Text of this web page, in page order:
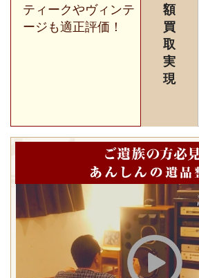
ティークやヴィンテ
ージも適正評価！
額
買
取
実
現